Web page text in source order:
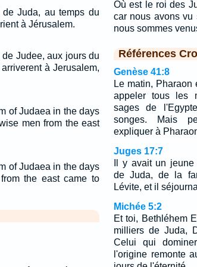
Juda, au temps du
à Jérusalem.
Judee, aux jours du
à Jerusalem,
of Judaea in the days
men from the east
of Judaea in the days
the east came to
Où est le roi des
car nous avons vu
nous sommes
Références
Genèse 41:8
Le matin,
appeler tous les
sages de
songes. Mais
expliquer à
Juges 17:7
Il y avait un
de Juda, de la
Lévite, et il
Michée 5:2
Et toi, Bethléhem
milliers de Juda,
Celui qui
l'origine remonte